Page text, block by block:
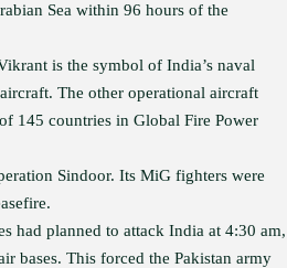
Sea within 96 hours of the
is the symbol of India’s naval
The other operational aircraft
145 countries in Global Fire Power
Sindoor. Its MiG fighters were
had planned to attack India at 4:30 am,
bases. This forced the Pakistan army